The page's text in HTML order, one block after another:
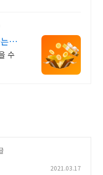
법
수
2021.03.17